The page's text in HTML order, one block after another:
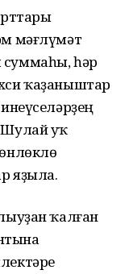
мәғлүмәт
суммаһы, һәр
ҡаҙаныштар
Шулай уҡ
яҙыла.
ҡалған